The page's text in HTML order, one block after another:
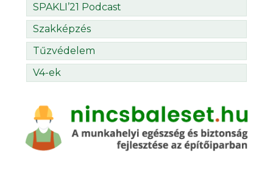
SPAKLI’21 Podcast
Szakképzés
Tűzvédelem
V4-ek